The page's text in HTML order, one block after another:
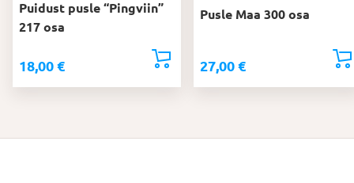
Puidust pusle “Pingviin”
217 osa
18,00 €
Pusle Maa 300 osa
27,00 €